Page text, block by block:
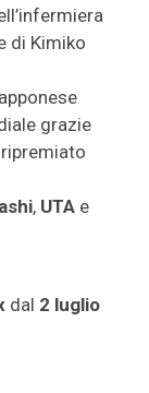
di Kimiko
grazie
, UTA e
dal 2 luglio